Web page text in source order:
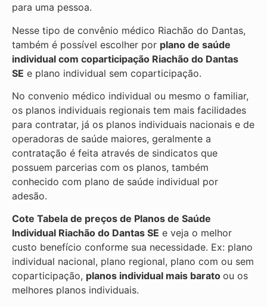
para uma pessoa.
Nesse tipo de convênio médico Riachão do Dantas,
também é possível escolher por plano de saúde
individual com coparticipação Riachão do Dantas
SE e plano individual sem coparticipação.
No convenio médico individual ou mesmo o familiar,
os planos individuais regionais tem mais facilidades
para contratar, já os planos individuais nacionais e de
operadoras de saúde maiores, geralmente a
contratação é feita através de sindicatos que
possuem parcerias com os planos, também
conhecido com plano de saúde individual por
adesão.
Cote Tabela de preços de Planos de Saúde
Individual Riachão do Dantas SE e veja o melhor
custo benefício conforme sua necessidade. Ex: plano
individual nacional, plano regional, plano com ou sem
coparticipação, planos individual mais barato ou os
melhores planos individuais.